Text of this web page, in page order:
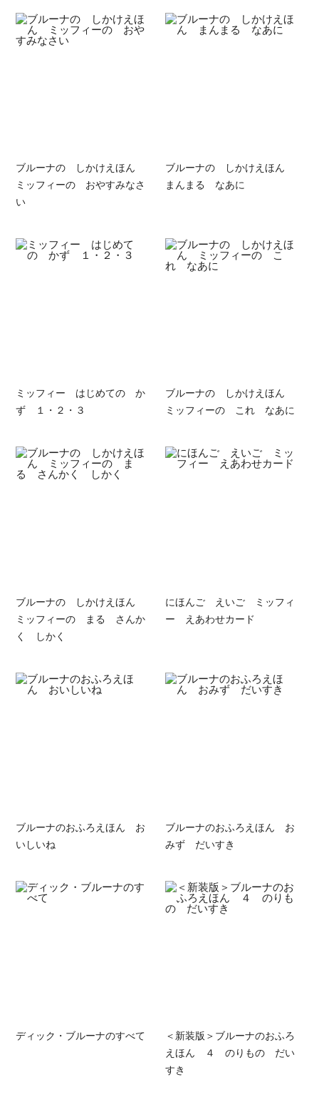
ブルーナの しかけえほん
ミッフィーの おやすみなさ
い
ブルーナの しかけえほん
まんまる なあに
ミッフィー はじめての か
ず １・２・３
ブルーナの しかけえほん
ミッフィーの これ なあに
ブルーナの しかけえほん
ミッフィーの まる さんか
く しかく
にほんご えいご ミッフィ
ー えあわせカード
ブルーナのおふろえほん お
いしいね
ブルーナのおふろえほん お
みず だいすき
ディック・ブルーナのすべて
＜新装版＞ブルーナのおふろ
えほん ４ のりもの だい
すき